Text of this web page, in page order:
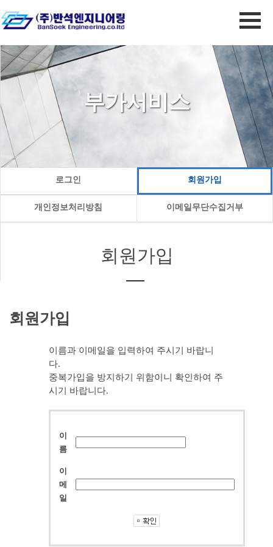
부가서비스
로그인 회원가입
개인정보처리방침 이메일무단수집거부
회원가입
회원가입
이름과 이메일을 입력하여 주시기 바랍니
다.
중복가입을 방지하기 위함이니 확인하여 주
시기 바랍니다.
이
름
이
메
일